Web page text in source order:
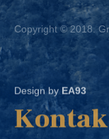
Copyright © 2018.
Design byEA93